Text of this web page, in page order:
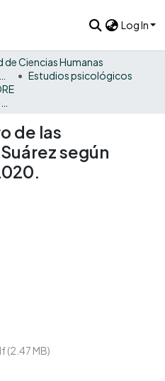
Log In
de Ciencias Humanas
Estudios psicológicos
de las
según
(2.47 MB)